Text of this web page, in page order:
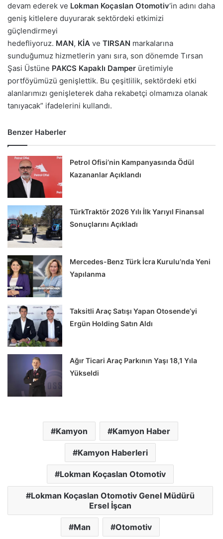
devam ederek ve Lokman Koçaslan Otomotiv‘in adını daha
geniş kitlelere duyurarak sektördeki etkimizi
güçlendirmeyi
hedefliyoruz. MAN, KİA ve TIRSAN markalarına
sunduğumuz hizmetlerin yanı sıra, son dönemde Tırsan
Şasi Üstüne PAKCS Kapaklı Damper üretimiyle
portföyümüzü genişlettik. Bu çeşitlilik, sektördeki etki
alanlarımızı genişleterek daha rekabetçi olmamıza olanak
tanıyacak” ifadelerini kullandı.
Benzer Haberler
Petrol Ofisi’nin Kampanyasında Ödül
Kazananlar Açıklandı
TürkTraktör 2026 Yılı İlk Yarıyıl Finansal
Sonuçlarını Açıkladı
Mercedes-Benz Türk İcra Kurulu’nda Yeni
Yapılanma
Taksitli Araç Satışı Yapan Otosende’yi
Ergün Holding Satın Aldı
Ağır Ticari Araç Parkının Yaşı 18,1 Yıla
Yükseldi
Kamyon Kamyon Haber
Kamyon Haberleri
Lokman Koçaslan Otomotiv
Lokman Koçaslan Otomotiv Genel Müdürü
Ersel İşcan
Man Otomotiv